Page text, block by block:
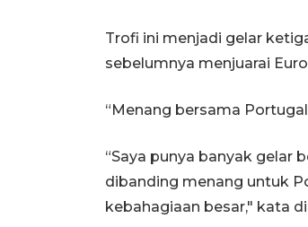
Trofi ini menjadi gelar
sebelumnya menjuarai
“Menang bersama
“Saya punya banyak gelar
dibanding menang untuk
kebahagiaan besar," kata